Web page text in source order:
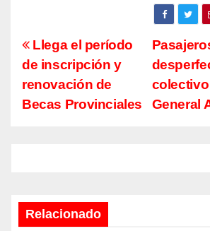
Navegación
de
entradas
General
Llega el período
de inscripción y
renovación de
Becas Provinciales
Relacionado